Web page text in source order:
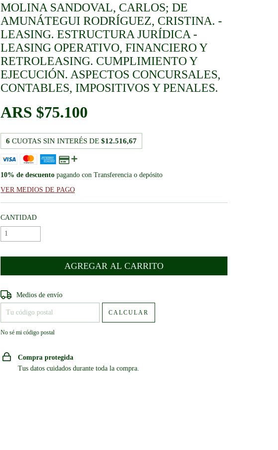
MOLINA SANDOVAL, CARLOS; DE
AMUNÁTEGUI RODRÍGUEZ, CRISTINA. -
LEASING. ESTRUCTURA JURÍDICA -
LEASING OPERATIVO, FINANCIERO Y
RETROLEASING. CUMPLIMIENTO Y
EJECUCIÓN. ASPECTOS CONCURSALES,
CONTABLES, IMPOSITIVOS Y PENALES.
$75.100
6 CUOTAS SIN INTERÉS DE$12.516,67
10% de descuento pagando con Transferencia o depósito
VER MEDIOS DE PAGO
CANTIDAD
Entregas para el CP:
Medios de envío
CALCULAR
No sé mi código postal
Compra protegida
Tus datos cuidados durante toda la compra.